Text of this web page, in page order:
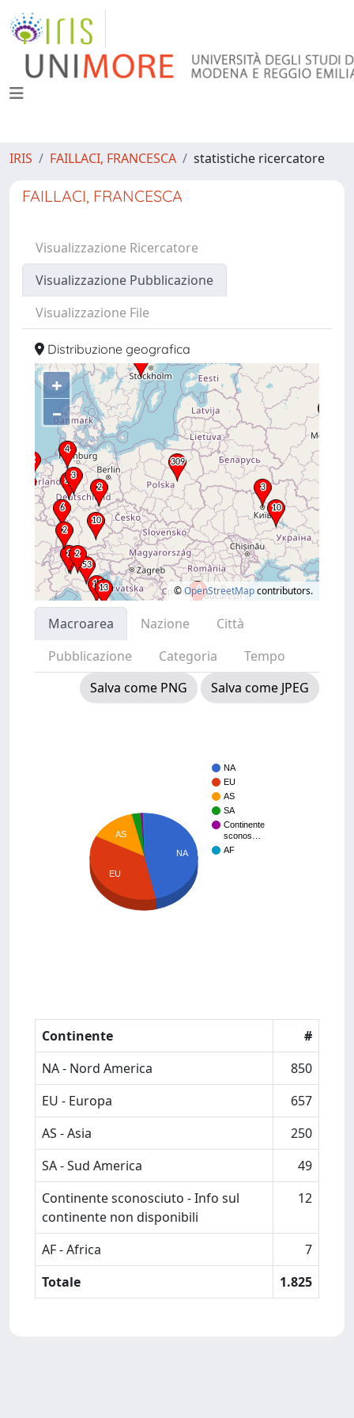
IRIS FAILLACI, FRANCESCA statistiche ricercatore
FAILLACI, FRANCESCA
Visualizzazione Ricercatore
Visualizzazione Pubblicazione
Visualizzazione File
Distribuzione geografica
+
–
©OpenStreetMapcontributors.
Macroarea Nazione
Città
Pubblicazione
Categoria
Tempo
Salva come PNG
Salva come JPEG
NA
EU
AS
SA
Continente
sconos…
AF
NA
AS
EU
Continente
#
NA - Nord America
850
EU - Europa
657
AS - Asia
250
SA - Sud America
49
Continente sconosciuto - Info sul
continente non disponibili
12
AF - Africa
7
Totale
1.825